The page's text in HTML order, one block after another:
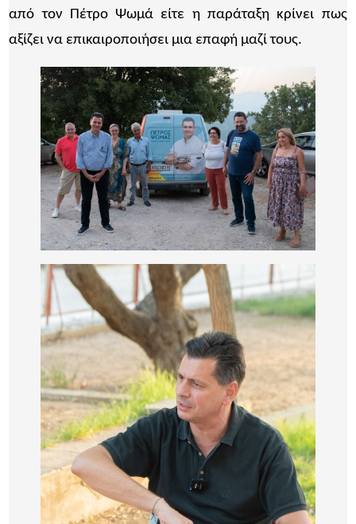
από τον Πέτρο Ψωμά είτε η παράταξη κρίνει πως
αξίζει να επικαιροποιήσει μια επαφή μαζί τους.